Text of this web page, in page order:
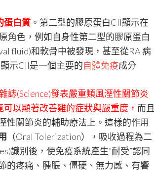
蛋白質 。第二型的膠原蛋白CII顯示在
角色，例如自身性第二型的膠原蛋白
fluid)和軟骨中被發現，甚至從RA 病
示CII是一個主要的自體免疫成分
誌(Science)發表嚴重類風溼性關節炎
以顯著改善雞的症狀與嚴重度， 而且
性關節炎的輔助療法上。這樣的作用
（Oral Tolerization），吸收過程為二
識別後，使免疫系統產生”耐受”認同
的疼痛、腫脹、僵硬、無力感、有響